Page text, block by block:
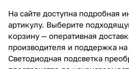
На сайте доступна подробная
артикулу. Выберите
корзину — оперативная
производителя и поддержка на
Светодиодная подсветка